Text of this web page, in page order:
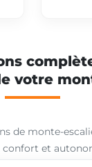
votre
de monte-
et